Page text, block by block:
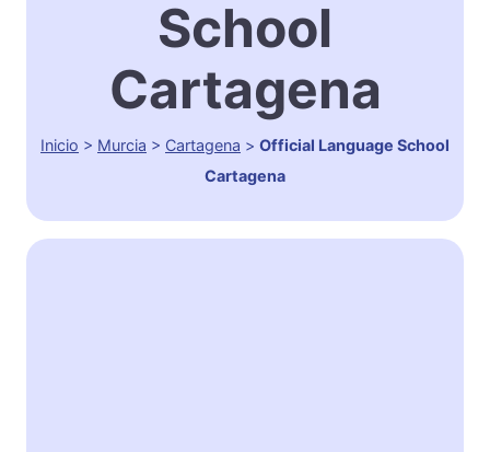
School
Cartagena
Inicio > Murcia > Cartagena > Official Language School
Cartagena